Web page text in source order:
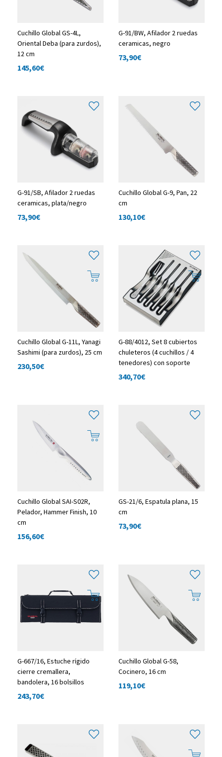
Cuchillo Global GS-4L,
Oriental Deba (para zurdos),
12 cm
145,60€
G-91/BW, Afilador 2 ruedas
ceramicas, negro
73,90€
G-91/SB, Afilador 2 ruedas
ceramicas, plata/negro
73,90€
Cuchillo Global G-9, Pan, 22
cm
130,10€
Cuchillo Global G-11L, Yanagi
Sashimi (para zurdos), 25 cm
230,50€
G-88/4012, Set 8 cubiertos
chuleteros (4 cuchillos / 4
tenedores) con soporte
340,70€
Cuchillo Global SAI-S02R,
Pelador, Hammer Finish, 10
cm
156,60€
GS-21/6, Espatula plana, 15
cm
73,90€
G-667/16, Estuche rígido
cierre cremallera,
bandolera, 16 bolsillos
243,70€
Cuchillo Global G-58,
Cocinero, 16 cm
119,10€